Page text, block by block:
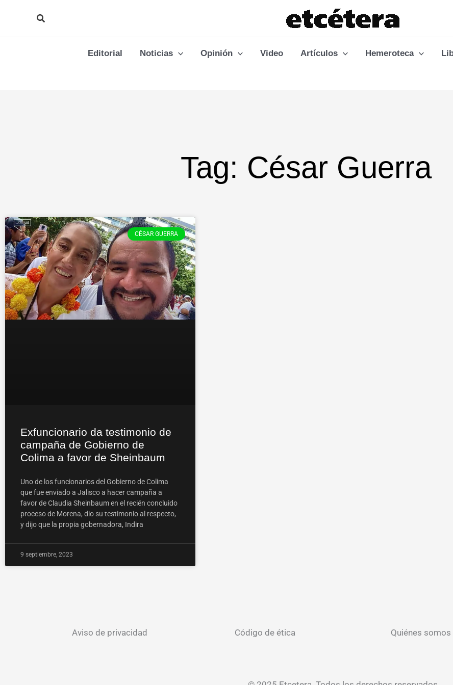
Buscar
Editorial Noticias Opinión Video Artículos Hemeroteca
Tag: César Guerra
CÉSAR GUERRA
Exfuncionario da testimonio de
campaña de Gobierno de
Colima a favor de Sheinbaum
Uno de los funcionarios del Gobierno de Colima
que fue enviado a Jalisco a hacer campaña a
favor de Claudia Sheinbaum en el recién concluido
proceso de Morena, dio su testimonio al respecto,
y dijo que la propia gobernadora, Indira
9 septiembre, 2023
Aviso de privacidad Código de ética Quiénes somos